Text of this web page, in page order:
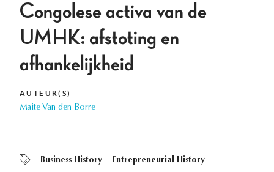
Congolese activa van de
UMHK: afstoting en
afhankelijkheid
AUTEUR(S)
Maite Van den Borre
Business History Entrepreneurial History